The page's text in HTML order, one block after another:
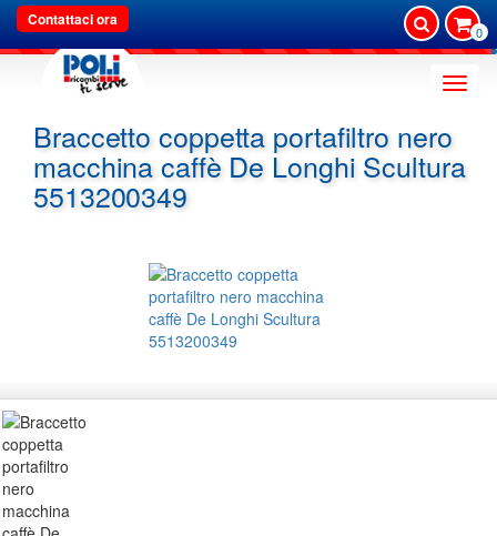
Contattaci ora
0
Toggle
Braccetto coppetta portafiltro nero
macchina caffè De Longhi Scultura
5513200349